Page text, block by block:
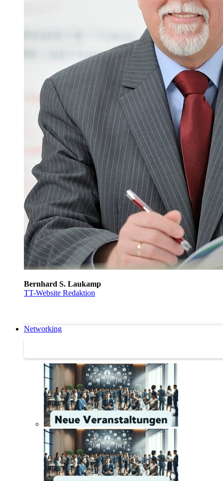
Bernhard S. Laukamp
TT-Website Redaktion
Networking